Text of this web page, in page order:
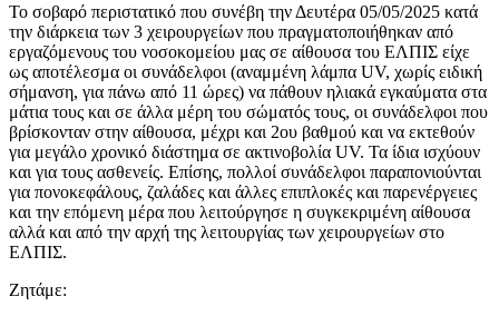
Το σοβαρό περιστατικό που συνέβη την Δευτέρα 05/05/2025 κατά
την διάρκεια των 3 χειρουργείων που πραγματοποιήθηκαν από
εργαζόμενους του νοσοκομείου μας σε αίθουσα του ΕΛΠΙΣ είχε
ως αποτέλεσμα οι συνάδελφοι (αναμμένη λάμπα UV, χωρίς ειδική
σήμανση, για πάνω από 11 ώρες) να πάθουν ηλιακά εγκαύματα στα
μάτια τους και σε άλλα μέρη του σώματός τους, οι συνάδελφοι που
βρίσκονταν στην αίθουσα, μέχρι και 2ου βαθμού και να εκτεθούν
για μεγάλο χρονικό διάστημα σε ακτινοβολία UV. Τα ίδια ισχύουν
και για τους ασθενείς. Επίσης, πολλοί συνάδελφοι παραπονιούνται
για πονοκεφάλους, ζαλάδες και άλλες επιπλοκές και παρενέργειες
και την επόμενη μέρα που λειτούργησε η συγκεκριμένη αίθουσα
αλλά και από την αρχή της λειτουργίας των χειρουργείων στο
ΕΛΠΙΣ.
Ζητάμε: